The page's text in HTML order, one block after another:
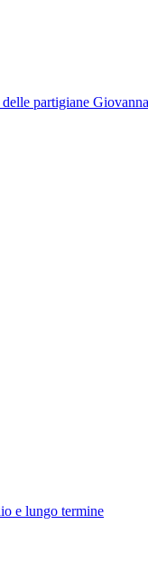
partigiane
e lungo termine